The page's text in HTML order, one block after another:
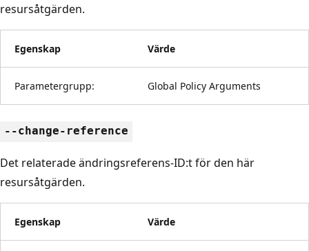
resursåtgärden.
Egenskap Värde
Parametergrupp: Global Policy Arguments
--change-reference
Det relaterade ändringsreferens-ID:t för den här
resursåtgärden.
Egenskap Värde